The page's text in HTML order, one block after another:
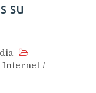
su
Internet /